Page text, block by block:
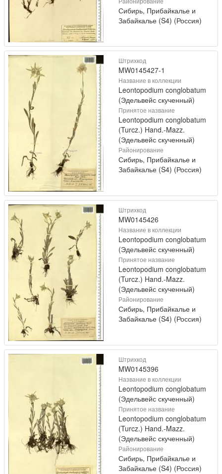
Сибирь, Прибайкалье и
Забайкалье (S4) (Россия)
Штрихкод
MW0145427-1
Название в коллекции
Leontopodium conglobatum
(Эдельвейс скученный)
Принятое название
Leontopodium conglobatum
(Turcz.) Hand.-Mazz.
(Эдельвейс скученный)
Районирование
Сибирь, Прибайкалье и
Забайкалье (S4) (Россия)
Штрихкод
MW0145426
Название в коллекции
Leontopodium conglobatum
(Эдельвейс скученный)
Принятое название
Leontopodium conglobatum
(Turcz.) Hand.-Mazz.
(Эдельвейс скученный)
Районирование
Сибирь, Прибайкалье и
Забайкалье (S4) (Россия)
Штрихкод
MW0145396
Название в коллекции
Leontopodium conglobatum
(Эдельвейс скученный)
Принятое название
Leontopodium conglobatum
(Turcz.) Hand.-Mazz.
(Эдельвейс скученный)
Районирование
Сибирь, Прибайкалье и
Забайкалье (S4) (Россия)